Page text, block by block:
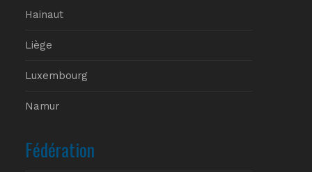
Hainaut
Liège
Luxembourg
Namur
Fédération